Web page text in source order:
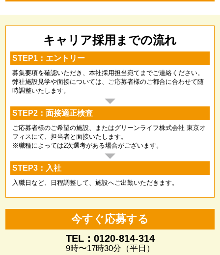
キャリア採用までの流れ
STEP1：エントリー
募集要項を確認いただき、本社採用担当宛てまでご連絡ください。
弊社施設見学や面接については、ご応募者様のご都合に合わせて随
時調整いたします。
STEP2：面接適正検査
ご応募者様のご希望の施設、またはグリーンライフ株式会社 東京オ
フィスにて、担当者と面接いたします。
※職種によっては2次選考がある場合がございます。
STEP3：入社
入職日など、日程調整して、施設へご出勤いただきます。
今すぐ応募する
TEL：0120-814-314
9時〜17時30分（平日）